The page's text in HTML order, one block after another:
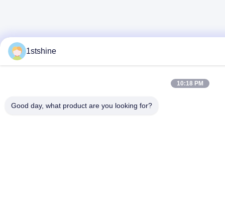
1stshine
10:18 PM
Good day, what product are you looking for?